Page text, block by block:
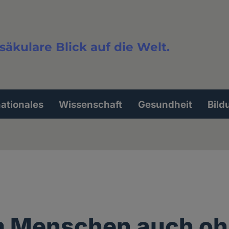
Blick auf die Welt.
Wissenschaft Gesundheit